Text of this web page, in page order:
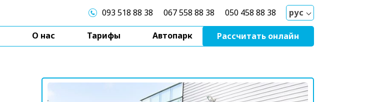
093 518 88 38 067 558 88 38 050 458 88 38 рус
О нас Тарифы Автопарк Рассчитать онлайн